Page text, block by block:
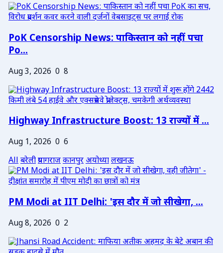
PoK Censorship News: पाकिस्तान को नहीं पचा
Po...
Aug 3, 2026 0 8
Highway Infrastructure Boost: 13 राज्यों में ...
Aug 1, 2026 0 6
Allबरेलीप्रयागराजकानपुरअयोध्यालखनऊ
PM Modi at IIT Delhi: 'इस दौर में जो सीखेगा, ...
Aug 8, 2026 0 2